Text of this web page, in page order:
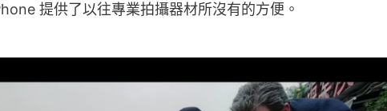
提供了以往專業拍攝器材所沒有的方便。